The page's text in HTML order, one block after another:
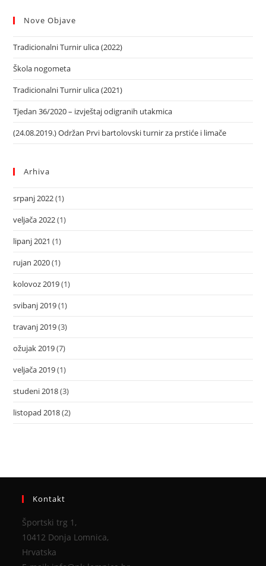
Nove Objave
Tradicionalni Turnir ulica (2022)
Škola nogometa
Tradicionalni Turnir ulica (2021)
Tjedan 36/2020 – izvještaj odigranih utakmica
(24.08.2019.) Održan Prvi bartolovski turnir za prstiće i limače
Arhiva
srpanj 2022(1)
veljača 2022(1)
lipanj 2021 (1)
rujan 2020(1)
kolovoz 2019(1)
svibanj 2019(1)
travanj 2019(3)
ožujak 2019(7)
veljača 2019(1)
studeni 2018(3)
listopad 2018(2)
Kontakt
Športski trg 1,
10412 Donja Lomnica,
Hrvatska